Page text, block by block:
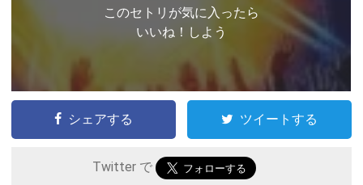
このセトリが気に入ったら
いいね！しよう
シェアする ツイートする
Twitter で